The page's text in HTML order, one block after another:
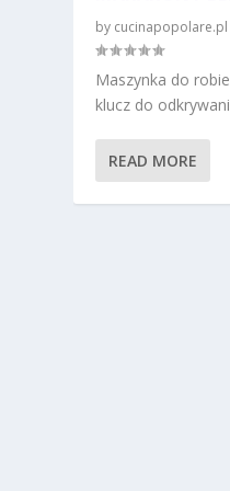
by cucinapopolare.pl
Maszynka do
klucz do
READ MORE